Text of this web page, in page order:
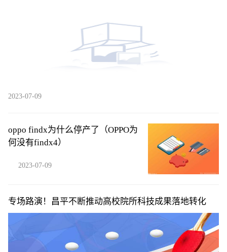
2023-07-09
oppo findx为什么停产了（OPPO为
何没有findx4）
2023-07-09
专场路演！昌平不断推动高校院所科技成果落地转化